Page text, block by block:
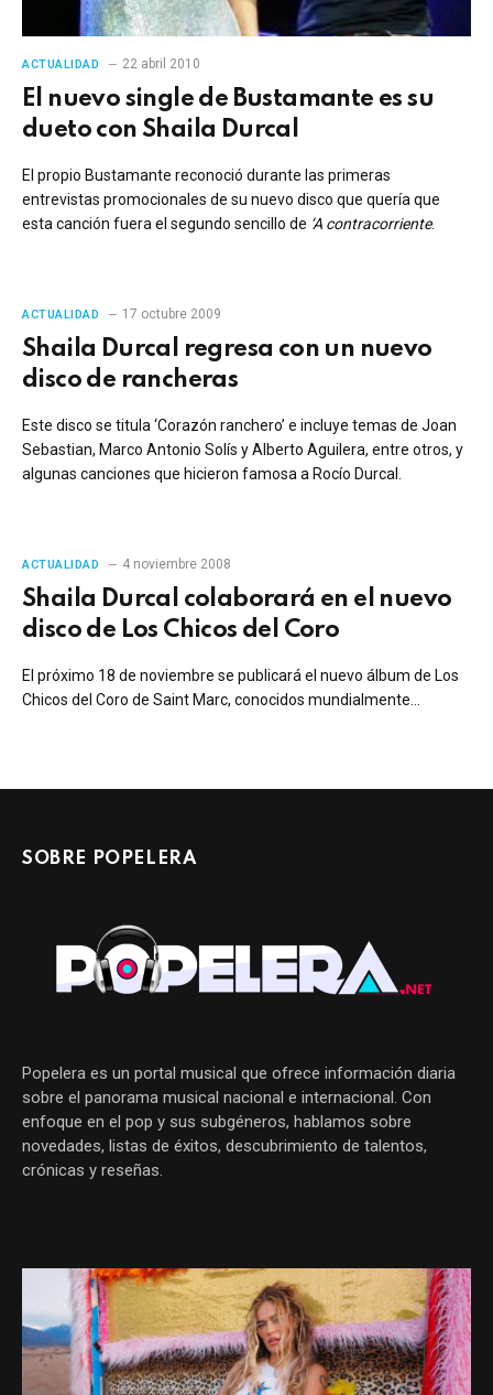
ACTUALIDAD 22 abril 2010
El nuevo single de Bustamante es su
dueto con Shaila Durcal
El propio Bustamante reconoció durante las primeras
entrevistas promocionales de su nuevo disco que quería que
esta canción fuera el segundo sencillo de ‘A contracorriente.
ACTUALIDAD 17 octubre 2009
Shaila Durcal regresa con un nuevo
disco de rancheras
Este disco se titula ‘Corazón ranchero’ e incluye temas de Joan
Sebastian, Marco Antonio Solís y Alberto Aguilera, entre otros, y
algunas canciones que hicieron famosa a Rocío Durcal.
ACTUALIDAD 4 noviembre 2008
Shaila Durcal colaborará en el nuevo
disco de Los Chicos del Coro
El próximo 18 de noviembre se publicará el nuevo álbum de Los
Chicos del Coro de Saint Marc, conocidos mundialmente…
SOBRE POPELERA
Popelera es un portal musical que ofrece información diaria
sobre el panorama musical nacional e internacional. Con
enfoque en el pop y sus subgéneros, hablamos sobre
novedades, listas de éxitos, descubrimiento de talentos,
crónicas y reseñas.